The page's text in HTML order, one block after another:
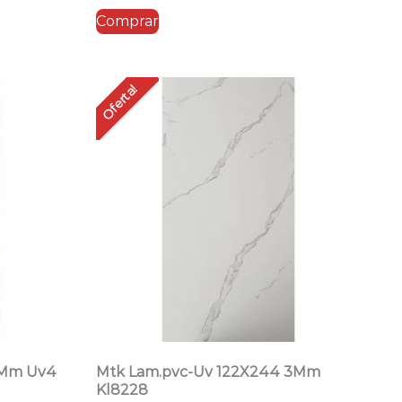
era:
Comprar
Uv4
Oferta!
Mtk Lam.pvc-Uv 122X244 3Mm
Kl8228